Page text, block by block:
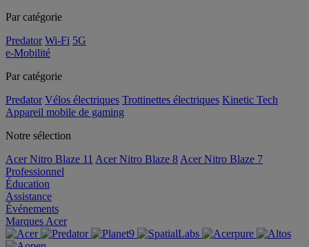
Par catégorie
Predator Wi-Fi 5G
e-Mobilité
Par catégorie
Predator Vélos électriques Trottinettes électriques Kinetic Tech
Appareil mobile de gaming
Notre sélection
Acer Nitro Blaze 11 Acer Nitro Blaze 8 Acer Nitro Blaze 7
Professionnel
Éducation
Assistance
Événements
Marques Acer